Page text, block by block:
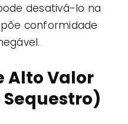
desativá-lo na
conformidade
Alto Valor
Sequestro)